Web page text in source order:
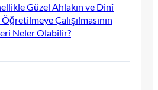
Güzel Ahlakın ve Dinî
Çalışılmasının
Neler Olabilir?